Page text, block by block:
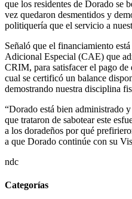
que los residentes de Dorado se
vez quedaron desmentidos y
politiquería que el servicio a
Señaló que el financiamiento
Adicional Especial (CAE) que
CRIM, para satisfacer el pago
cual se certificó un balance
demostrando nuestra disciplina
“Dorado está bien administrado
que trataron de sabotear este
a los doradeños por qué
a que Dorado continúe con su
ndc
Categorías